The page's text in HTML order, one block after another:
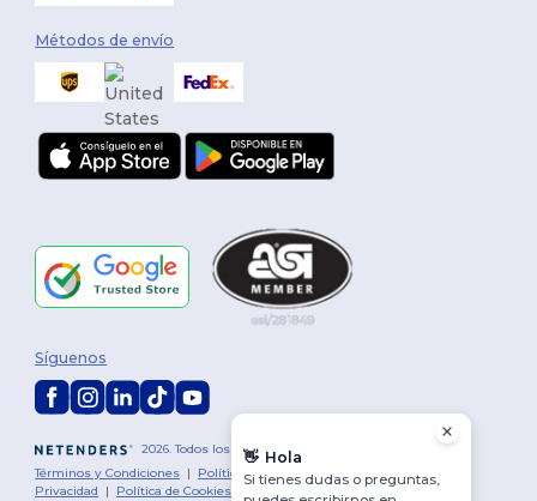
Métodos de envío
2026. Todos los derechos reservados
Términos y Condiciones | Política de personalización
Política de
Privacidad | Política de Cookies
Síguenos
👋 Hola
Si tienes dudas o preguntas,